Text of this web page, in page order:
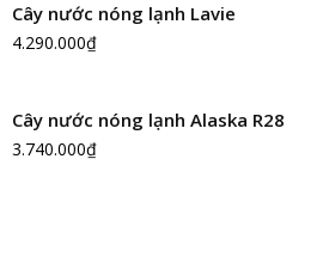
Cây nước nóng lạnh Lavie
4.290.000₫
Cây nước nóng lạnh Alaska R28
3.740.000₫